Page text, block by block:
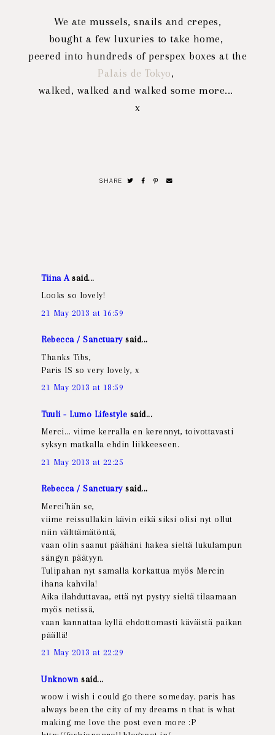
We ate mussels, snails and crepes,
bought a few luxuries to take home,
peered into hundreds of perspex boxes at the
Palais de Tokyo,
walked, walked and walked some more...
x
SHARE
Tiina Asaid...
Looks so lovely!
21 May 2013 at 16:59
Rebecca / Sanctuarysaid...
Thanks Tibs,
Paris IS so very lovely, x
21 May 2013 at 18:59
Tuuli - Lumo Lifestyle said...
Merci... viime kerralla en kerennyt, toivottavasti
syksyn matkalla ehdin liikkeeseen.
21 May 2013 at 22:25
Rebecca / Sanctuarysaid...
Merci'hän se,
viime reissullakin kävin eikä siksi olisi nyt ollut
niin välttämätöntä,
vaan olin saanut päähäni hakea sieltä lukulampun
sängyn päätyyn.
Tulipahan nyt samalla korkattua myös Mercin
ihana kahvila!
Aika ilahduttavaa, että nyt pystyy sieltä tilaamaan
myös netissä,
vaan kannattaa kyllä ehdottomasti käväistä paikan
päällä!
21 May 2013 at 22:29
Unknown said...
woow i wish i could go there someday. paris has
always been the city of my dreams n that is what
making me love the post even more :P